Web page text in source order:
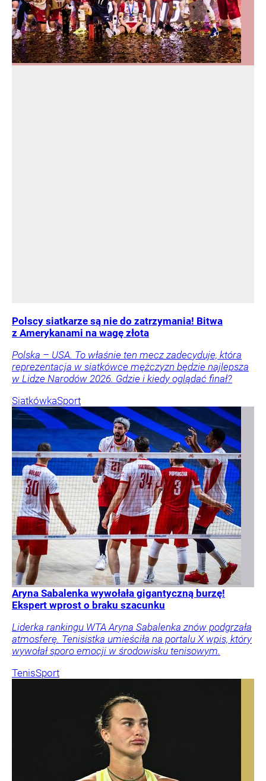
Polscy siatkarze są nie do zatrzymania! Bitwa
z Amerykanami na wagę złota
Polska – USA. To właśnie ten mecz zadecyduje, która
reprezentacja w siatkówce mężczyzn będzie najlepsza
w Lidze Narodów 2026. Gdzie i kiedy oglądać finał?
SiatkówkaSport
Aryna Sabalenka wywołała gigantyczną burzę!
Ekspert wprost o braku szacunku
Liderka rankingu WTA Aryna Sabalenka znów podgrzała
atmosferę. Tenisistka umieściła na portalu X wpis, który
wywołał sporo emocji w środowisku tenisowym.
TenisSport